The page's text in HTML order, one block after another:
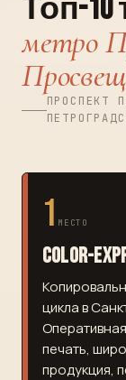
Топ-
метро
ПРОСПЕКТ
1 МЕСТО
Color-
цикла в
печать,
продукция,